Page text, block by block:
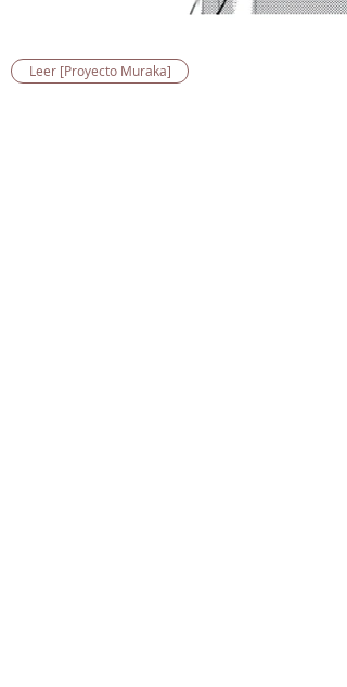
Leer [Proyecto Muraka]